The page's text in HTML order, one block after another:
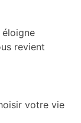
éloigne
revient
votre vie